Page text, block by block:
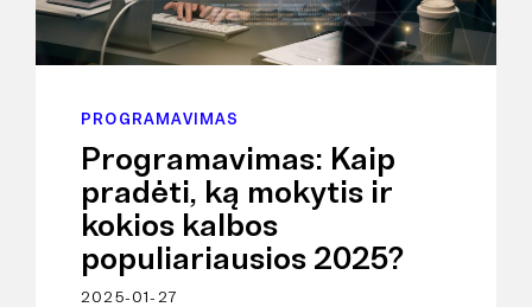
PROGRAMAVIMAS
Programavimas: Kaip
pradėti, ką mokytis ir
kokios kalbos
populiariausios 2025?
2025-01-27